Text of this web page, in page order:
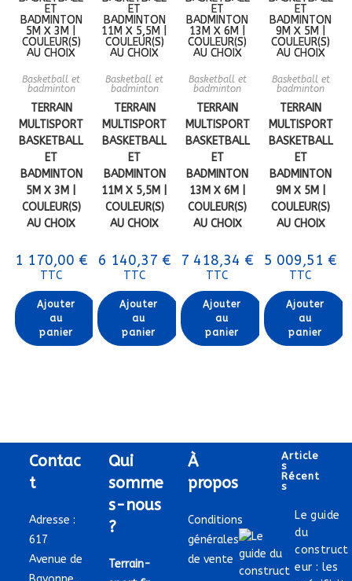
Basketball et
badminton
TERRAIN
MULTISPORT
BASKETBALL
ET
BADMINTON
5M X 3M |
COULEUR(S)
AU CHOIX
1 170,00 €
TTC
Ajouter
au
panier
Basketball et
badminton
TERRAIN
MULTISPORT
BASKETBALL
ET
BADMINTON
11M X 5,5M |
COULEUR(S)
AU CHOIX
6 140,37 €
TTC
Ajouter
au
panier
Basketball et
badminton
TERRAIN
MULTISPORT
BASKETBALL
ET
BADMINTON
13M X 6M |
COULEUR(S)
AU CHOIX
7 418,34 €
TTC
Ajouter
au
panier
Basketball et
badminton
TERRAIN
MULTISPORT
BASKETBALL
ET
BADMINTON
9M X 5M |
COULEUR(S)
AU CHOIX
5 009,51 €
TTC
Ajouter
au
panier
Contac
t
Adresse :
617
Avenue de
Qui
somme
s-nous
?
Terrain-
À
propos
Conditions
générales
de vente
Article
S
Récent
S
Le guide
du
construct
eur : les